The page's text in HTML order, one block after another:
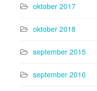
oktober 2017
oktober 2018
september 2015
september 2016